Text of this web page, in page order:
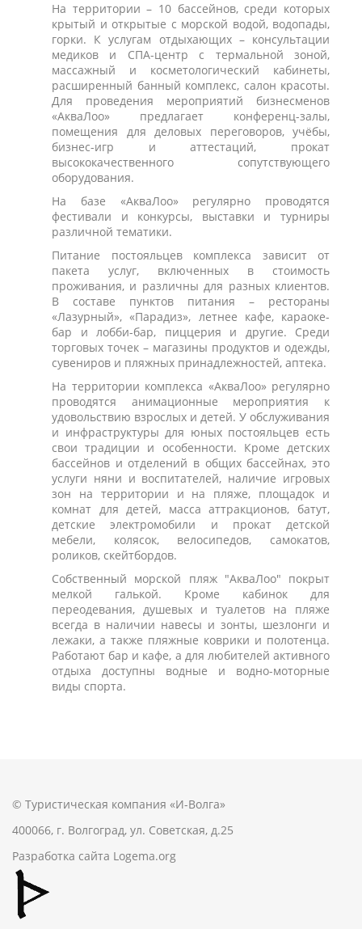
На территории – 10 бассейнов, среди которых
крытый и открытые с морской водой, водопады,
горки. К услугам отдыхающих – консультации
медиков и СПА-центр с термальной зоной,
массажный и косметологический кабинеты,
расширенный банный комплекс, салон красоты.
Для проведения мероприятий бизнесменов
«АкваЛоо» предлагает конференц-залы,
помещения для деловых переговоров, учёбы,
бизнес-игр и аттестаций, прокат
высококачественного сопутствующего
оборудования.
На базе «АкваЛоо» регулярно проводятся
фестивали и конкурсы, выставки и турниры
различной тематики.
Питание постояльцев комплекса зависит от
пакета услуг, включенных в стоимость
проживания, и различны для разных клиентов.
В составе пунктов питания – рестораны
«Лазурный», «Парадиз», летнее кафе, караоке-
бар и лобби-бар, пиццерия и другие. Среди
торговых точек – магазины продуктов и одежды,
сувениров и пляжных принадлежностей, аптека.
На территории комплекса «АкваЛоо» регулярно
проводятся анимационные мероприятия к
удовольствию взрослых и детей. У обслуживания
и инфраструктуры для юных постояльцев есть
свои традиции и особенности. Кроме детских
бассейнов и отделений в общих бассейнах, это
услуги няни и воспитателей, наличие игровых
зон на территории и на пляже, площадок и
комнат для детей, масса аттракционов, батут,
детские электромобили и прокат детской
мебели, колясок, велосипедов, самокатов,
роликов, скейтбордов.
Собственный морской пляж "АкваЛоо" покрыт
мелкой галькой. Кроме кабинок для
переодевания, душевых и туалетов на пляже
всегда в наличии навесы и зонты, шезлонги и
лежаки, а также пляжные коврики и полотенца.
Работают бар и кафе, а для любителей активного
отдыха доступны водные и водно-моторные
виды спорта.
© Туристическая компания «И-Волга»
400066, г. Волгоград, ул. Советская, д.25
Разработка сайта Logema.org